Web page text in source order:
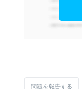
問題を報告する